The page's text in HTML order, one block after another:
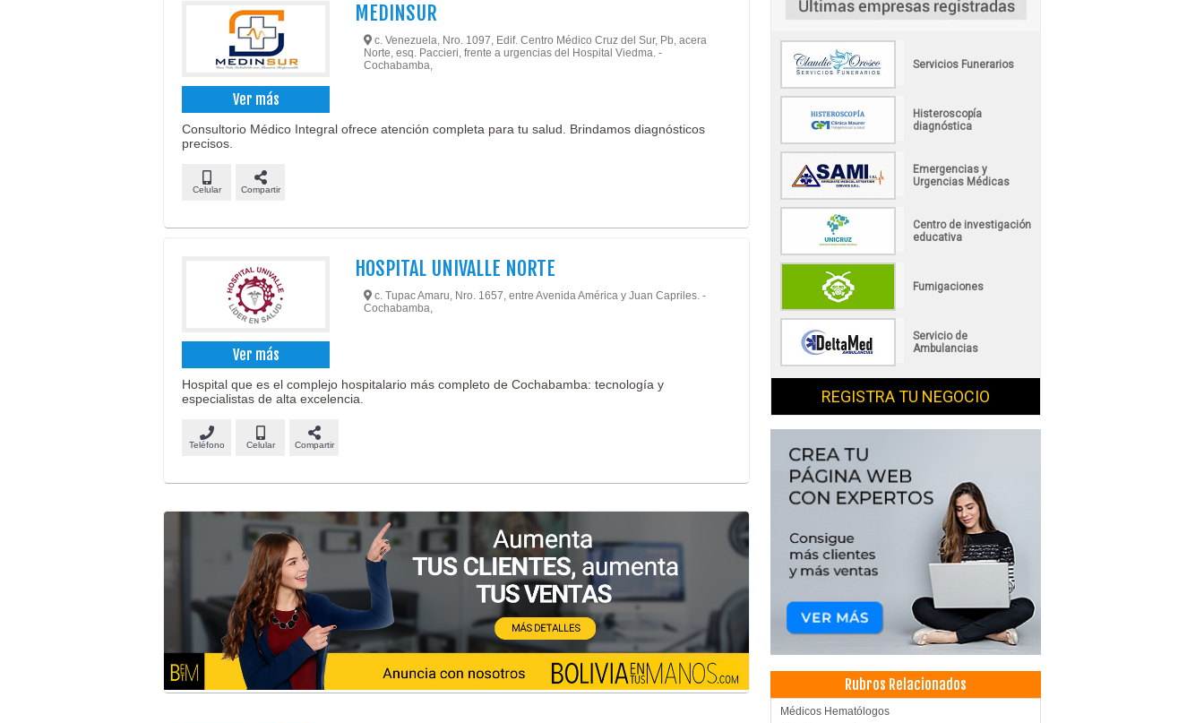
Ver más
MEDINSUR
c. Venezuela, Nro. 1097, Edif. Centro Médico Cruz del Sur, Pb, acera
Norte, esq. Paccieri, frente a urgencias del Hospital Viedma. -
Cochabamba,
Consultorio Médico Integral ofrece atención completa para tu salud. Brindamos diagnósticos
precisos.
Celular Compartir
Ver más
HOSPITAL UNIVALLE NORTE
c. Tupac Amaru, Nro. 1657, entre Avenida América y Juan Capriles. -
Cochabamba,
Hospital que es el complejo hospitalario más completo de Cochabamba: tecnología y
especialistas de alta excelencia.
Teléfono Celular Compartir
Servicios Funerarios
Histeroscopía
diagnóstica
Emergencias y
Urgencias Médicas
Centro de investigación
educativa
Fumigaciones
Servicio de
Ambulancias
REGISTRA TU NEGOCIO
Rubros Relacionados
Médicos Hematólogos